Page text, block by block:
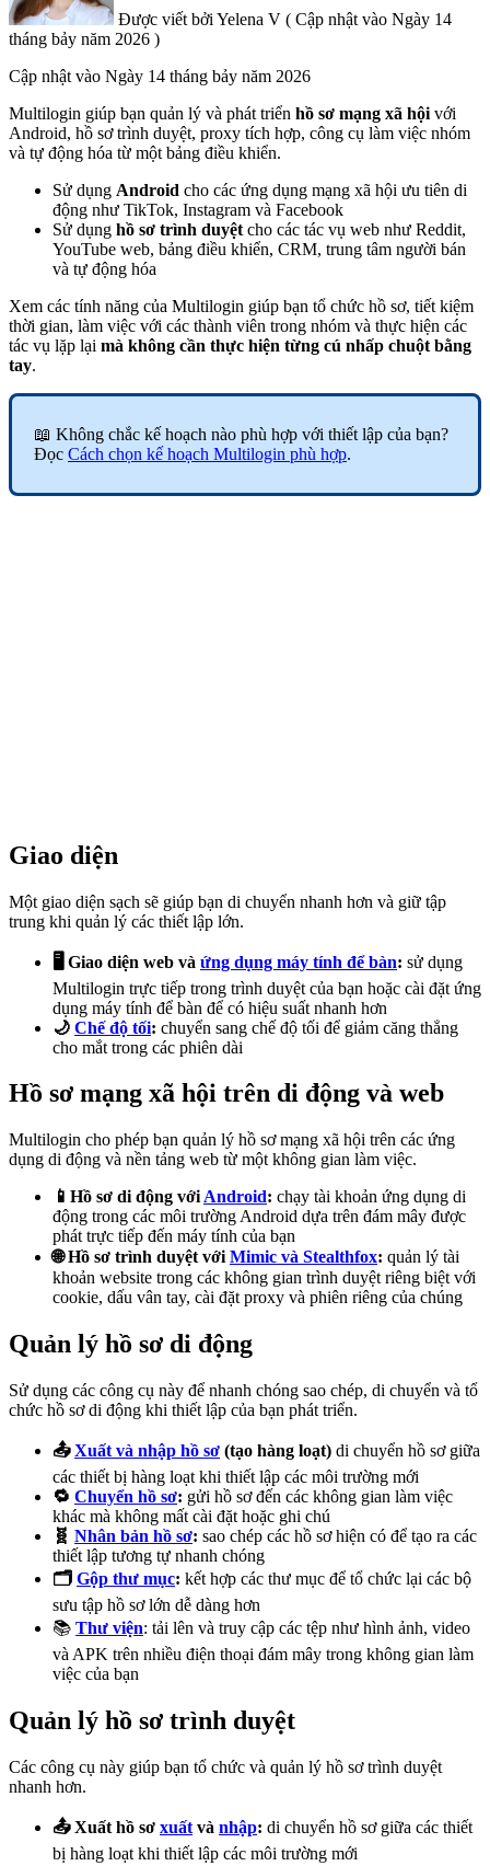
Được viết bởi Yelena V ( Cập nhật vào Ngày 14
tháng bảy năm 2026 )
Cập nhật vào Ngày 14 tháng bảy năm 2026
Multilogin giúp bạn quản lý và phát triển hồ sơ mạng xã hội với
Android, hồ sơ trình duyệt, proxy tích hợp, công cụ làm việc nhóm
và tự động hóa từ một bảng điều khiển.
Sử dụng Android cho các ứng dụng mạng xã hội ưu tiên di
động như TikTok, Instagram và Facebook
Sử dụng hồ sơ trình duyệt cho các tác vụ web như Reddit,
YouTube web, bảng điều khiển, CRM, trung tâm người bán
và tự động hóa
Xem các tính năng của Multilogin giúp bạn tổ chức hồ sơ, tiết kiệm
thời gian, làm việc với các thành viên trong nhóm và thực hiện các
tác vụ lặp lại mà không cần thực hiện từng cú nhấp chuột bằng
tay.
📖 Không chắc kế hoạch nào phù hợp với thiết lập của bạn?
Đọc Cách chọn kế hoạch Multilogin phù hợp.
Giao diện
Một giao diện sạch sẽ giúp bạn di chuyển nhanh hơn và giữ tập
trung khi quản lý các thiết lập lớn.
🖥️ Giao diện web và ứng dụng máy tính để bàn: sử dụng
Multilogin trực tiếp trong trình duyệt của bạn hoặc cài đặt ứng
dụng máy tính để bàn để có hiệu suất nhanh hơn
🌙 Chế độ tối: chuyển sang chế độ tối để giảm căng thẳng
cho mắt trong các phiên dài
Hồ sơ mạng xã hội trên di động và web
Multilogin cho phép bạn quản lý hồ sơ mạng xã hội trên các ứng
dụng di động và nền tảng web từ một không gian làm việc.
📱Hồ sơ di động với Android: chạy tài khoản ứng dụng di
động trong các môi trường Android dựa trên đám mây được
phát trực tiếp đến máy tính của bạn
🌐 Hồ sơ trình duyệt với Mimic và Stealthfox: quản lý tài
khoản website trong các không gian trình duyệt riêng biệt với
cookie, dấu vân tay, cài đặt proxy và phiên riêng của chúng
Quản lý hồ sơ di động
Sử dụng các công cụ này để nhanh chóng sao chép, di chuyển và tổ
chức hồ sơ di động khi thiết lập của bạn phát triển.
📤Xuất và nhập hồ sơ (tạo hàng loạt) di chuyển hồ sơ giữa
các thiết bị hàng loạt khi thiết lập các môi trường mới
🔁 Chuyển hồ sơ: gửi hồ sơ đến các không gian làm việc
khác mà không mất cài đặt hoặc ghi chú
🧬 Nhân bản hồ sơ: sao chép các hồ sơ hiện có để tạo ra các
thiết lập tương tự nhanh chóng
🗂️ Gộp thư mục: kết hợp các thư mục để tổ chức lại các bộ
sưu tập hồ sơ lớn dễ dàng hơn
📚 Thư viện: tải lên và truy cập các tệp như hình ảnh, video
và APK trên nhiều điện thoại đám mây trong không gian làm
việc của bạn
Quản lý hồ sơ trình duyệt
Các công cụ này giúp bạn tổ chức và quản lý hồ sơ trình duyệt
nhanh hơn.
📤 Xuất hồ sơ xuất và nhập: di chuyển hồ sơ giữa các thiết
bị hàng loạt khi thiết lập các môi trường mới